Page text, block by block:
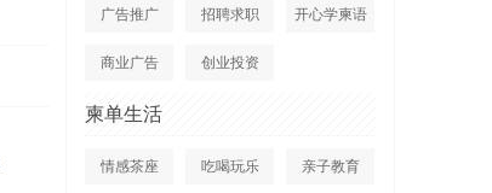
广告推广 招聘求职 开心学柬语
商业广告 创业投资
柬单生活
情感茶座 吃喝玩乐 亲子教育